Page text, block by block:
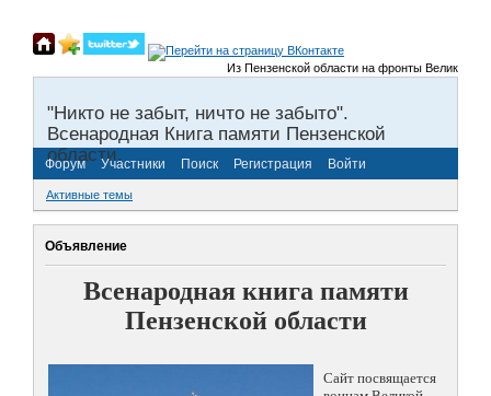
Из Пензенской области на фронты Великой
"Никто не забыт, ничто не забыто".
Всенародная Книга памяти Пензенской
области.
Форум Участники Поиск Регистрация Войти
Активные темы
Объявление
Всенародная книга памяти
Пензенской области
Сайт посвящается